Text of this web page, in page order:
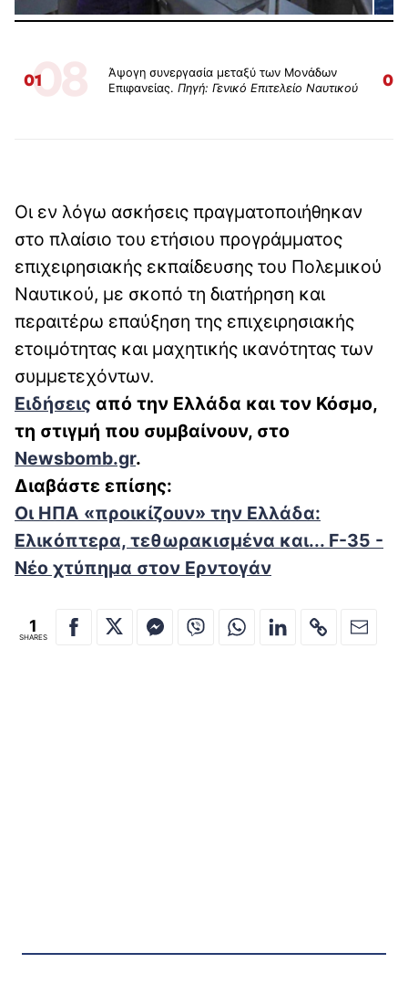
0108
Άψογη συνεργασία μεταξύ των Μονάδων
Επιφανείας.Πηγή: Γενικό Επιτελείο Ναυτικού 02
Οι εν λόγω ασκήσεις πραγματοποιήθηκαν
στο πλαίσιο του ετήσιου προγράμματος
επιχειρησιακής εκπαίδευσης του Πολεμικού
Ναυτικού, με σκοπό τη διατήρηση και
περαιτέρω επαύξηση της επιχειρησιακής
ετοιμότητας και μαχητικής ικανότητας των
συμμετεχόντων.
Ειδήσεις από την Ελλάδα και τον Κόσμο,
τη στιγμή που συμβαίνουν, στο
Newsbomb.gr.
Διαβάστε επίσης:
Οι ΗΠΑ «προικίζουν» την Ελλάδα:
Ελικόπτερα, τεθωρακισμένα και... F-35 -
Νέο χτύπημα στον Ερντογάν
1
SHARES